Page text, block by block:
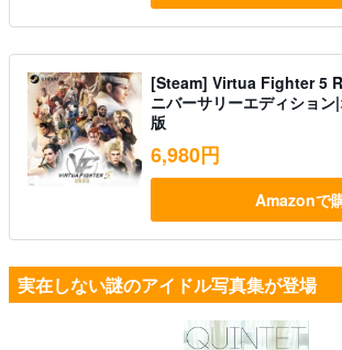
[Steam] Virtua Fighter 5
ニバーサリーエディション
版
6,980円
Amazonで
実在しない謎のアイドル写真集が登場